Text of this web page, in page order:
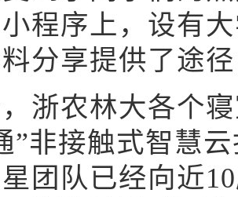
程序上，设有
分享提供了途
农林大各个寝
”非接触式智慧
团队已经向近